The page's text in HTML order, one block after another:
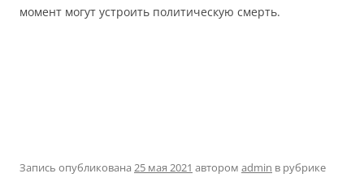
момент могут устроить политическую смерть.
Запись опубликована 25 мая 2021 автором admin в рубрике